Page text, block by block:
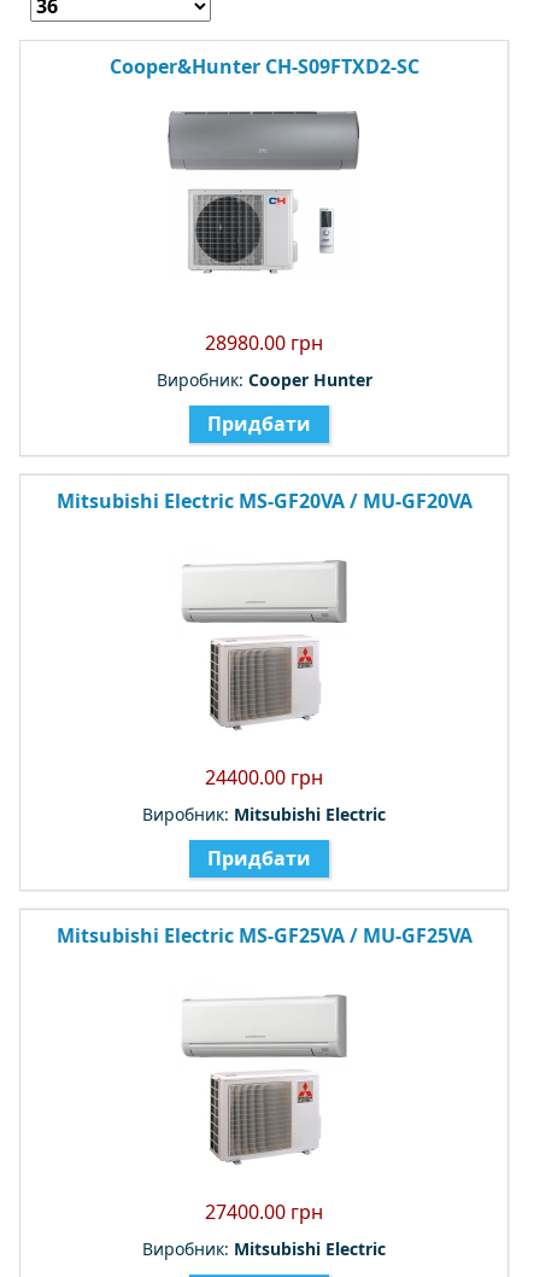
Cooper&Hunter CH-S09FTXD2-SC
28980.00 грн
Виробник: Cooper Hunter
Придбати
Mitsubishi Electric MS-GF20VA / MU-GF20VA
24400.00 грн
Виробник: Mitsubishi Electric
Придбати
Mitsubishi Electric MS-GF25VA / MU-GF25VA
27400.00 грн
Виробник: Mitsubishi Electric